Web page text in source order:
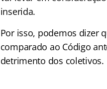
inserida.
Por isso, podemos dizer
comparado ao Código
detrimento dos coletivos.